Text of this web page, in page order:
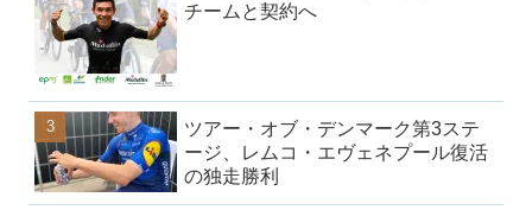
チームと契約へ
ツアー・オブ・デンマーク第3ステ
ージ、レムコ・エヴェネプール復活
の独走勝利